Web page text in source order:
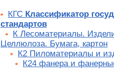
КГС Классификатор
стандартов
К Лесоматериалы.
Целлюлоза. Бумага, картон
К2 Пиломатериалы и
К24 фанера и